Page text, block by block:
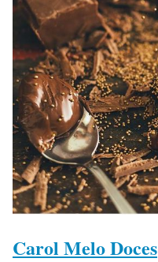
Carol Melo Doces